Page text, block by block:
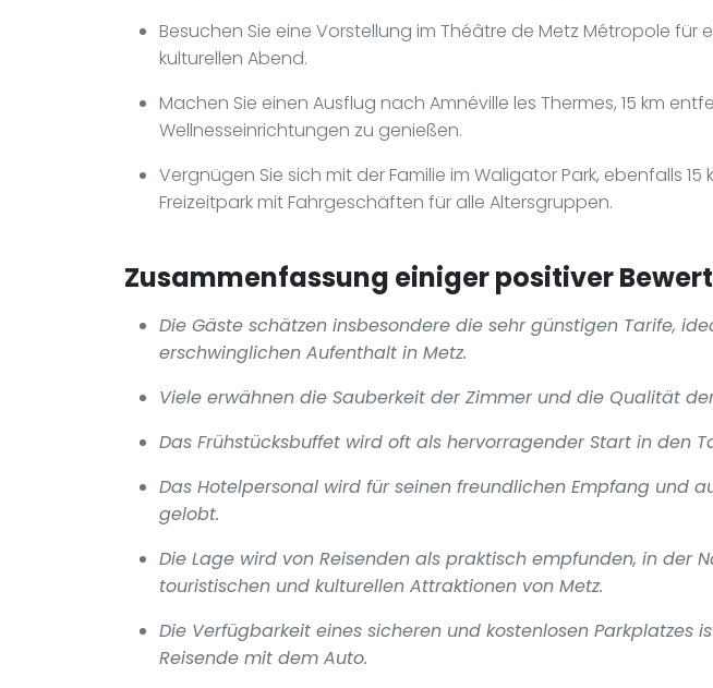
Besuchen Sie eine Vorstellung im Théâtre de Metz Métropole für
kulturellen Abend.
Machen Sie einen Ausflug nach Amnéville les Thermes, 15 km
Wellnesseinrichtungen zu genießen.
Vergnügen Sie sich mit der Familie im Waligator Park, ebenfalls 15
Freizeitpark mit Fahrgeschäften für alle Altersgruppen.
Zusammenfassung einiger positiver
Die Gäste schätzen insbesondere die sehr günstigen Tarife,
erschwinglichen Aufenthalt in Metz.
Viele erwähnen die Sauberkeit der Zimmer und die Qualität
Das Frühstücksbuffet wird oft als hervorragender Start in den
Das Hotelpersonal wird für seinen freundlichen Empfang und
gelobt.
Die Lage wird von Reisenden als praktisch empfunden, in der
touristischen und kulturellen Attraktionen von Metz.
Die Verfügbarkeit eines sicheren und kostenlosen Parkplatzes
Reisende mit dem Auto.